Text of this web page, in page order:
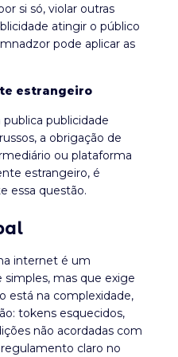
si só, violar outras
atingir o público
pode aplicar as
estrangeiro
publicidade
a obrigação de
ou plataforma
estrangeiro, é
essa questão.
internet é um
mas que exige
está na complexidade,
tokens esquecidos,
não acordadas com
claro no